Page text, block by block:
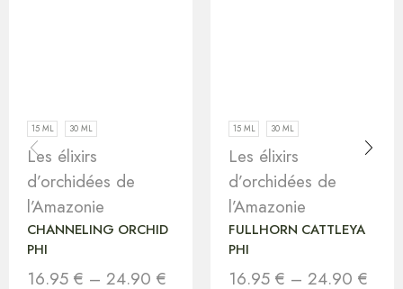
15 ML 30 ML
Les élixirs
d’orchidées de
l’Amazonie
CHANNELING ORCHID
PHI
16.95 € – 24.90 €
15 ML 30 ML
Les élixirs
d’orchidées de
l’Amazonie
FULLHORN CATTLEYA
PHI
16.95 € – 24.90 €